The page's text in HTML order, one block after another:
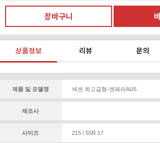
상품정보 리뷰 문의
제품 및 모델명 넥센 최고급형-엔페라AU5
제조사
사이즈 215 / 55R 17